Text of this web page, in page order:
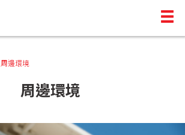
周邊環境
周邊環境